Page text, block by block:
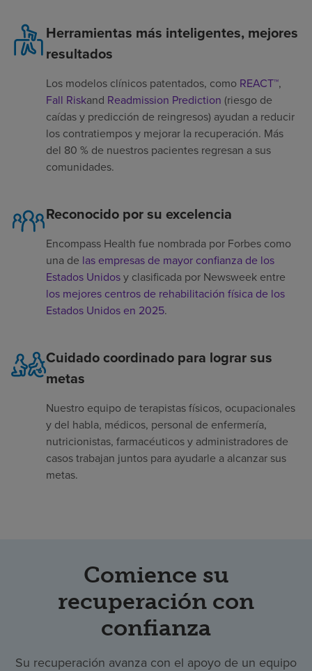
Herramientas más inteligentes, mejores
resultados
Los modelos clínicos patentados, como REACT™,
Fall Riskand Readmission Prediction (riesgo de
caídas y predicción de reingresos) ayudan a reducir
los contratiempos y mejorar la recuperación. Más
del 80 % de nuestros pacientes regresan a sus
comunidades.
Reconocido por su excelencia
Encompass Health fue nombrada por Forbes como
una de las empresas de mayor confianza de los
Estados Unidosy clasificada por Newsweek entre
los mejores centros de rehabilitación física de los
Estados Unidos en 2025.
Cuidado coordinado para lograr sus
metas
Nuestro equipo de terapistas físicos, ocupacionales
y del habla, médicos, personal de enfermería,
nutricionistas, farmacéuticos y administradores de
casos trabajan juntos para ayudarle a alcanzar sus
metas.
Comience su
recuperación con
confianza
Su recuperación avanza con el apoyo de un equipo